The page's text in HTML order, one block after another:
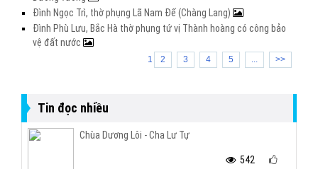
Đình Ngọc Trì, thờ phụng Lã Nam Đế (Chàng Lang)
Đình Phù Lưu, Bắc Hà thờ phụng tứ vị Thành hoàng có công bảo
vệ đất nước
1 2 3 4 5 ... >>
Tin đọc nhiều
Chùa Dương Lôi - Cha Lư Tự
542